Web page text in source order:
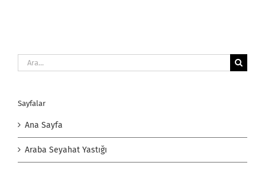
Ara:
Sayfalar
Ana Sayfa
Araba Seyahat Yastığı